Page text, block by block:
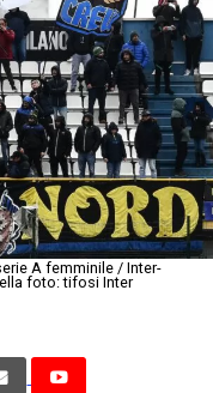
A femminile / Inter-
foto: tifosi Inter